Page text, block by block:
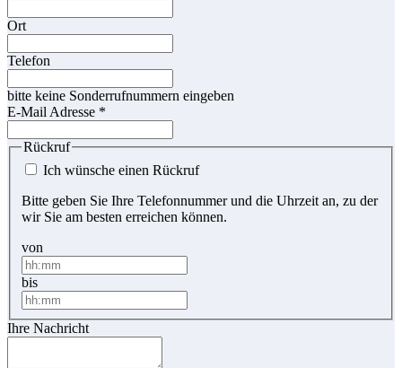
Ort
Telefon
bitte keine Sonderrufnummern eingeben
E-Mail Adresse *
Rückruf
Ich wünsche einen Rückruf
Bitte geben Sie Ihre Telefonnummer und die Uhrzeit an, zu der
wir Sie am besten erreichen können.
von
bis
Ihre Nachricht